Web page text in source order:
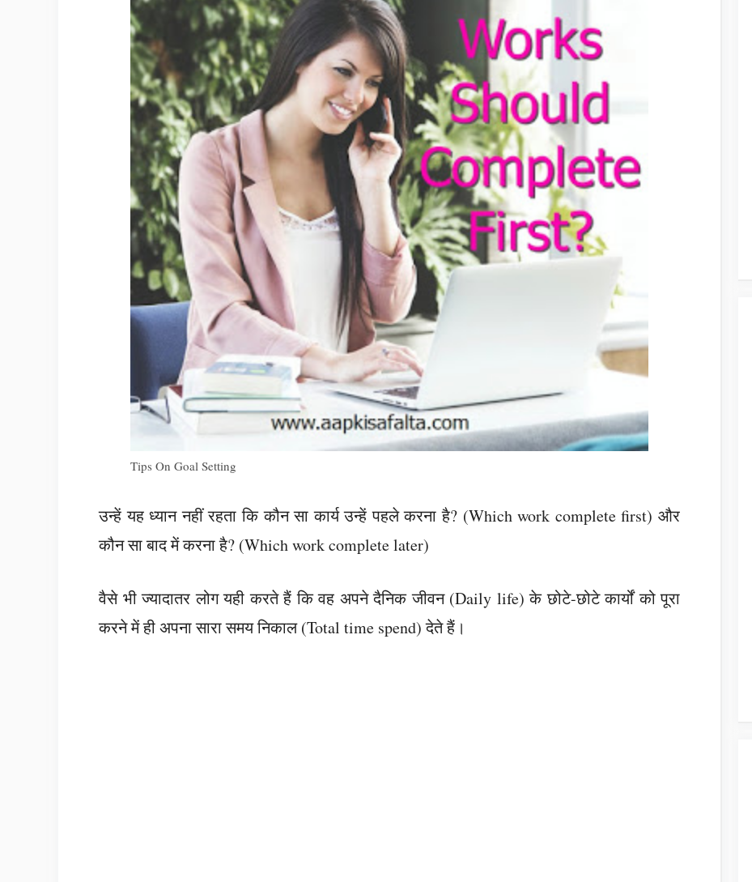
Tips On Goal Setting
उन्हें यह ध्यान नहीं रहता कि कौन सा कार्य उन्हें पहले करना है? (Which work complete first) और
कौन सा बाद में करना है? (Which work complete later)
वैसे भी ज्यादातर लोग यही करते हैं कि वह अपने दैनिक जीवन (Daily life) के छोटे-छोटे कार्यों को पूरा
करने में ही अपना सारा समय निकाल (Total time spend) देते हैं।